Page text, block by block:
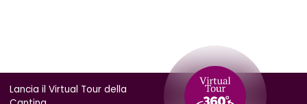
Lancia il Virtual Tour della